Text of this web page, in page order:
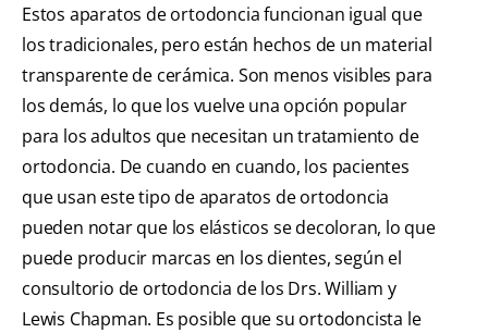
Estos aparatos de ortodoncia funcionan igual que
los tradicionales, pero están hechos de un material
transparente de cerámica. Son menos visibles para
los demás, lo que los vuelve una opción popular
para los adultos que necesitan un tratamiento de
ortodoncia. De cuando en cuando, los pacientes
que usan este tipo de aparatos de ortodoncia
pueden notar que los elásticos se decoloran, lo que
puede producir marcas en los dientes, según el
consultorio de ortodoncia de los Drs. William y
Lewis Chapman. Es posible que su ortodoncista le